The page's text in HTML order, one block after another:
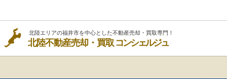
北陸エリアの福井市を中心とした不動産売却・買取専門！
北陸不動産売却・買取 コンシェルジュ